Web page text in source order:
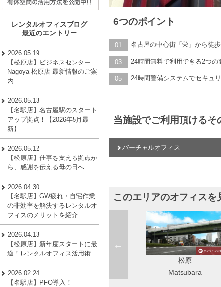
6つのポイント
01 名古屋の中心街「栄」から徒
03 24時間無料で利用できる2つの
05 24時間警備システムでセキュ
当施設でご利用頂けるそ
バーチャルオフィス
このエリアのオフィスを
東新町
Toshincho
レンタルオフィスブログ
最近のエントリー
2026.05.19
【松原店】ビジネスセンター
Nagoya 松原店 最新情報のご案
内
2026.05.13
【名駅店】名古屋駅のスタート
アップ拠点！【2026年5月最
新】
2026.05.12
【松原店】仕事を支える拠点か
ら、感謝を伝える母の日へ
2026.04.30
【名駅店】GW疲れ・自宅作業
の非効率を解決するレンタルオ
フィスのメリットを紹介
2026.04.13
【松原店】新年度スタートに最
適！レンタルオフィス活用術
2026.02.24
【名駅店】PFO導入！